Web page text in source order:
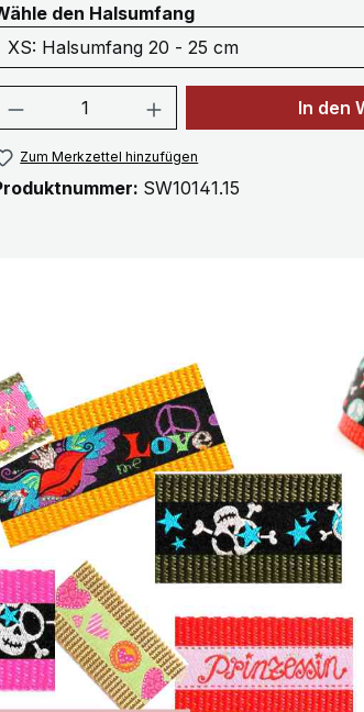
den Halsumfangauswählen
Produkt Anzahl: Gib denIn den
Zum Merkzettel hinzufügen
SW10141.15